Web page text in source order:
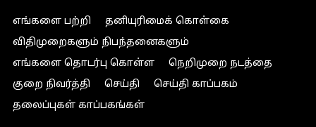
எங்களை பற்றி
தனியுரிமைக் கொள்கை
விதிமுறைகளும் நிபந்தனைகளும்
எங்களை தொடர்பு கொள்ள
நெறிமுறை நடத்தை
குறை நிவர்த்தி
செய்தி
செய்தி காப்பகம்
தலைப்புகள் காப்பகங்கள்